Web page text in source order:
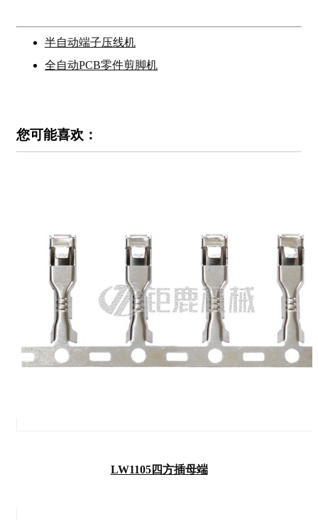
半自动端子压线机
全自动PCB零件剪脚机
您可能喜欢：
LW1105四方插母端